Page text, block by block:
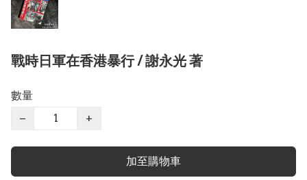
戰時日軍在香港暴行 / 謝永光 著
數量
−
+
加至購物車